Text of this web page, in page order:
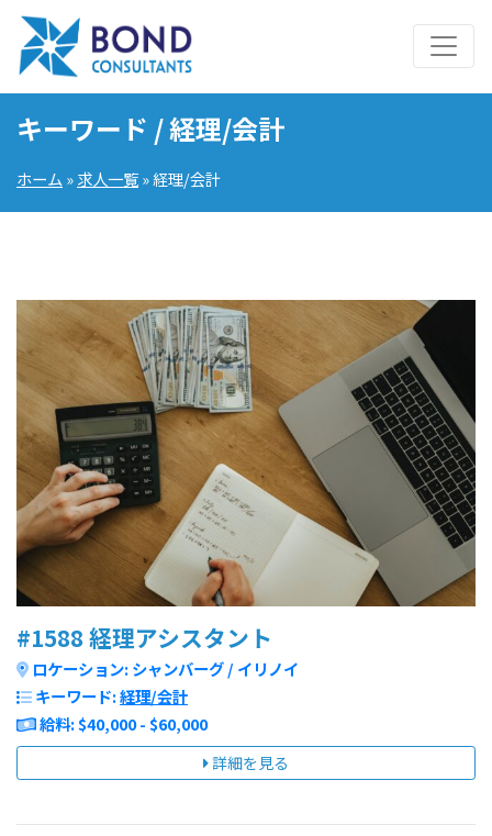
キーワード / 経理/会計
ホーム »求人一覧» 経理/会計
#1588 経理アシスタント
ロケーション: シャンバーグ / イリノイ
キーワード:経理/会計
給料: $40,000 - $60,000
詳細を見る